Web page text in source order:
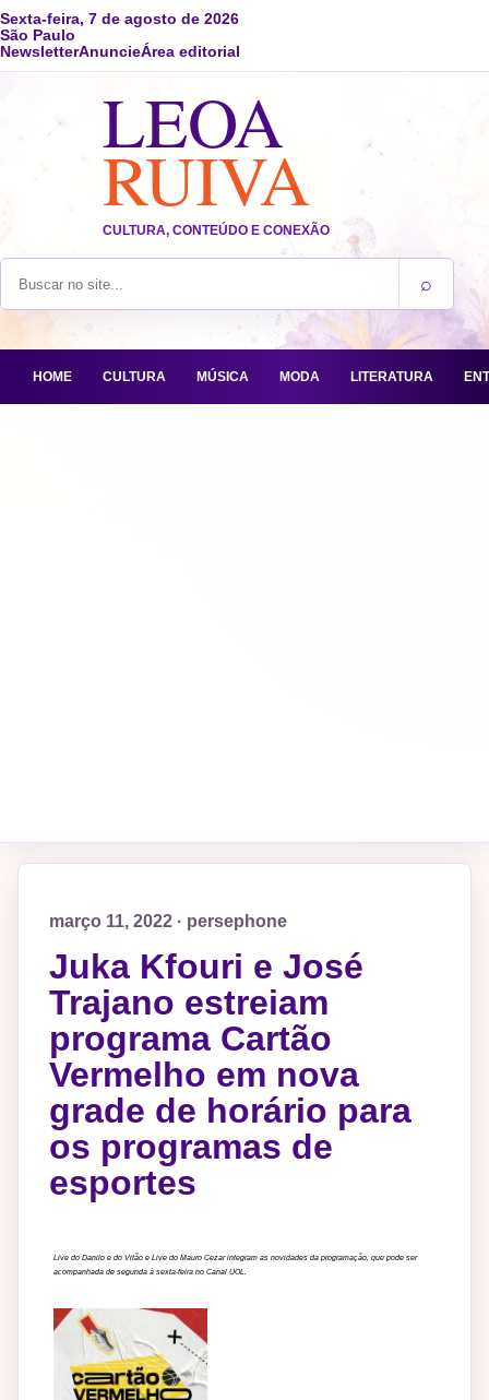
Sexta-feira, 7 de agosto de 2026
São Paulo
NewsletterAnuncieÁrea editorial
LEOA
RUIVA
CULTURA, CONTEÚDO E CONEXÃO
Buscar no site ⌕
HOME CULTURA MÚSICA MODA LITERATURA
março 11, 2022 · persephone
Juka Kfouri e José
Trajano estreiam
programa Cartão
Vermelho em nova
grade de horário para
os programas de
esportes